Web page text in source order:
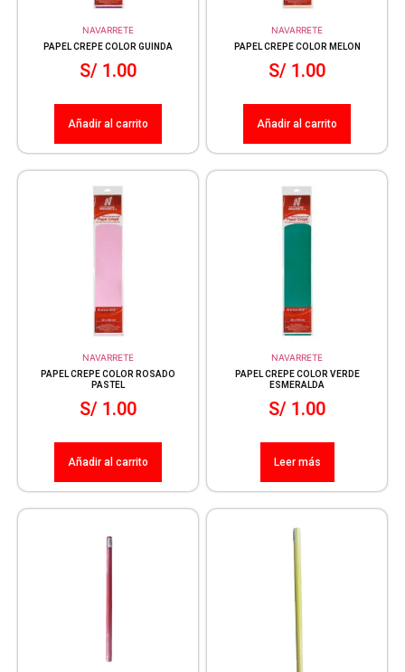
NAVARRETE
PAPEL CREPE COLOR GUINDA
S/ 1.00
Añadir al carrito
NAVARRETE
PAPEL CREPE COLOR MELON
S/ 1.00
Añadir al carrito
NAVARRETE
PAPEL CREPE COLOR ROSADO
PASTEL
S/ 1.00
Añadir al carrito
NAVARRETE
PAPEL CREPE COLOR VERDE
ESMERALDA
S/ 1.00
Leer más